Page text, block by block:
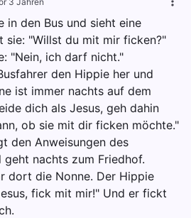
in den Bus und sieht eine
sie: "Willst du mit mir ficken?"
"Nein, ich darf nicht."
den Hippie her und
ist immer nachts auf dem
dich als Jesus, geh dahin
ob sie mit dir ficken möchte."
den Anweisungen des
geht nachts zum Friedhof.
dort die Nonne. Der Hippie
fick mit mir!" Und er fickt